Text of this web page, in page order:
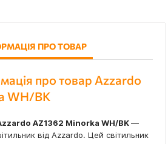
ПРО ТОВАР
про товар Azzardo
WH/BK
AZ1362 Minorka WH/BK—
від Azzardo. Цей світильник